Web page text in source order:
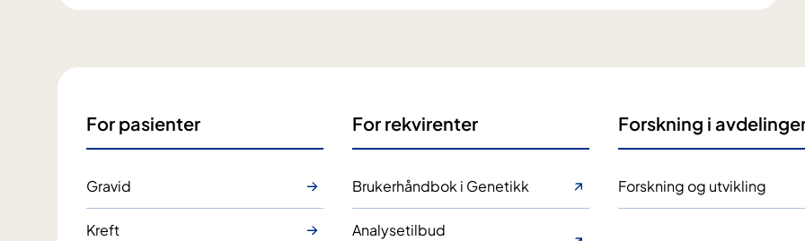
For pasienter
Gravid
Kreft
For rekvirenter
Brukerhåndbok i Genetikk
Analysetilbud
Forskning i
Forskning og utvikling